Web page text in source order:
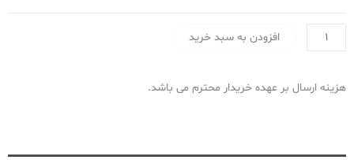
Omega
افزودن به سبد خرید
هزینه ارسال بر عهده خریدار محترم می باشد.